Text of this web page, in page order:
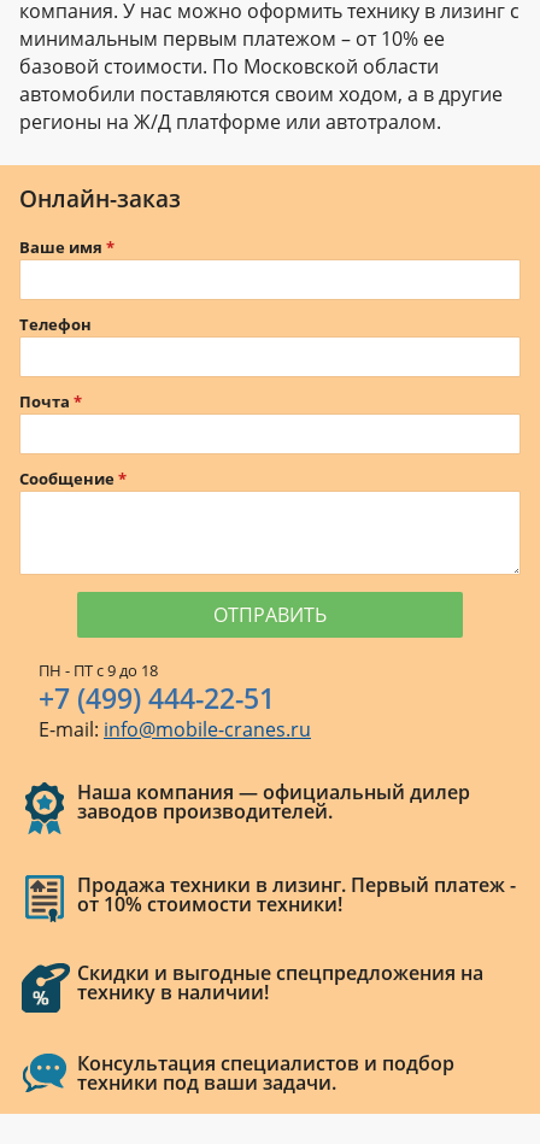
компания. У нас можно оформить технику в лизинг с
минимальным первым платежом – от 10% ее
базовой стоимости. По Московской области
автомобили поставляются своим ходом, а в другие
регионы на Ж/Д платформе или автотралом.
Онлайн-заказ
Ваше имя
Телефон
Почта
Сообщение
ПН - ПТ с 9 до 18
+7 (499) 444-22-51
E-mail: info@mobile-cranes.ru
Наша компания — официальный дилер
заводов производителей.
Продажа техники в лизинг. Первый платеж -
от 10% стоимости техники!
Скидки и выгодные спецпредложения на
технику в наличии!
Консультация специалистов и подбор
техники под ваши задачи.